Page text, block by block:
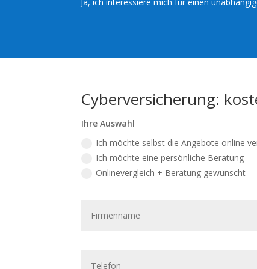
Cyberversicherung:
Ihre Auswahl
Ich möchte selbst die Angebote online
Ich möchte eine persönliche Beratung
Onlinevergleich + Beratung gewünscht